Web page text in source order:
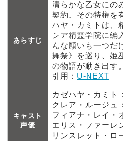
あらすじ
清らかな乙女にの
契約。その特権を
ハヤ・カミトは、
シア精霊学院に編
んな願いも一つだ
舞祭》を巡り、姫
の物語が動き出す。
引用： U-NEXT
キャスト
声優
カゼハヤ・カミト
クレア・ルージュ
フィアナ・レイ・
エリス・ファーレ
リンスレット・ロ